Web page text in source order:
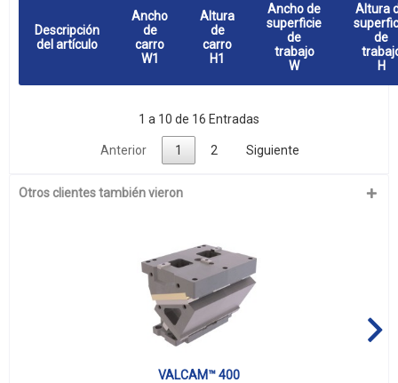
Descripción
del artículo
Ancho
de
carro
W1
Altura
de
carro
H1
Ancho de
superficie
de
trabajo
W
Altura
de
H
1 a 10 de 16 Entradas
Anterior 1 2 Siguiente
Otros clientes también vieron
VALCAM™ 400